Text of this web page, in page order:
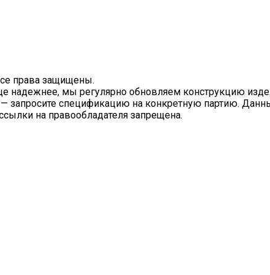
права защищены.
надежнее, мы регулярно обновляем конструкцию
запросите спецификацию на конкретную партию.
на правообладателя запрещена.